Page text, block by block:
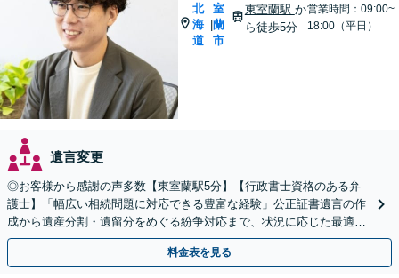
北
海
道
室
蘭
市
東室蘭駅 か
ら徒歩5分
営業時間：09:00~
18:00（平日）
遺言変更
◎お客様から感謝の声多数【東室蘭駅5分】【行政書士資格のある弁
護士】「幅広い相続問題に対応できる豊富な経験」公正証書遺言の作
成から遺産分割・遺留分をめぐる紛争対応まで、状況に応じた最適な
方法をご提案します【夜間相談可】
料金表を見る